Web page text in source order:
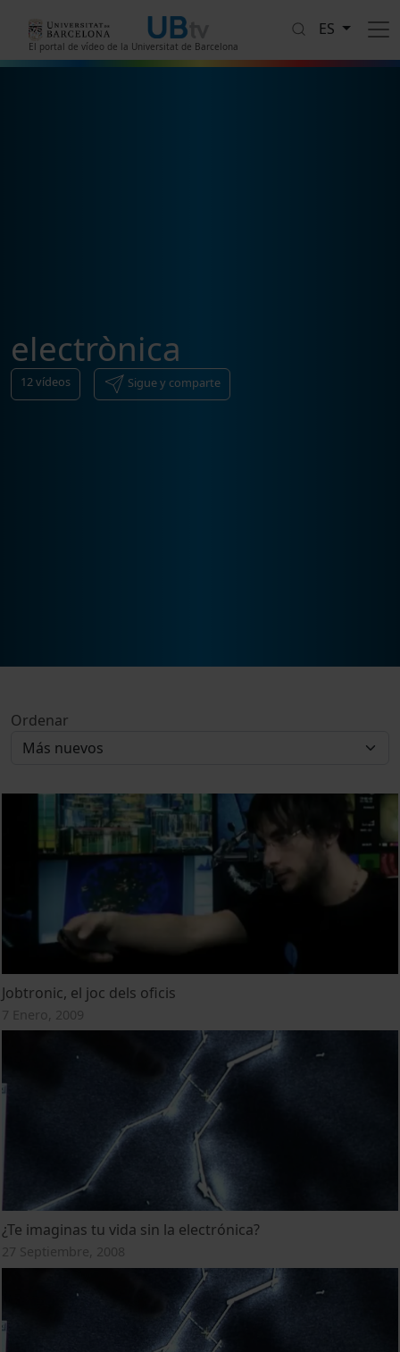
El portal de vídeo de la Universitat de Barcelona
ES
electrònica
12vídeos Sigue y comparte
Ordenar
Jobtronic, el joc dels oficis
7 Enero, 2009
¿Te imaginas tu vida sin la electrónica?
27 Septiembre, 2008